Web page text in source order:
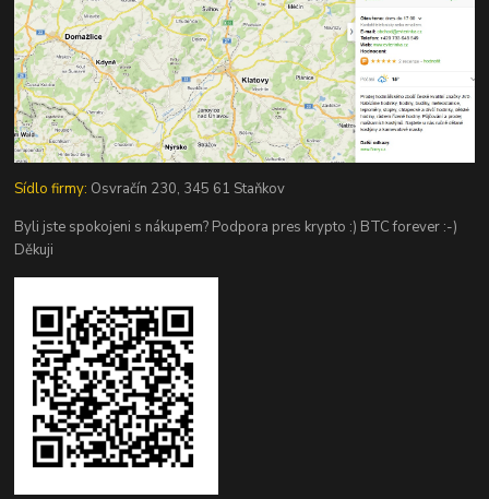
Sídlo firmy: Osvračín 230, 345 61 Staňkov
Byli jste spokojeni s nákupem? Podpora pres krypto :) BTC forever :-)
Děkuji